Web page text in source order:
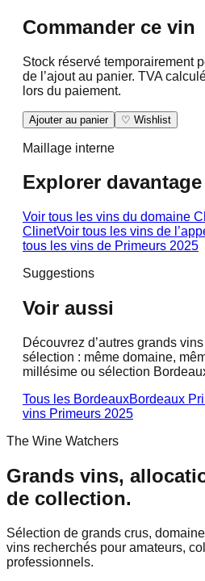
Commander ce vin
Stock réservé temporairement
de l’ajout au panier. TVA
lors du paiement.
Ajouter au panier ♡ Wishlist
Maillage interne
Explorer davantage
Voir tous les vins du domaine
ClinetVoir tous les vins de
tous les vins de Primeurs 2025
Suggestions
Voir aussi
Découvrez d’autres grands
sélection : même domaine,
millésime ou sélection
Tous les BordeauxBordeaux
vins Primeurs 2025
The Wine Watchers
Grands vins,
de collection.
Sélection de grands crus,
vins recherchés pour amateurs,
professionnels.